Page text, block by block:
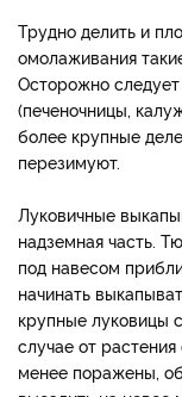
Трудно делить и
омолаживания
Осторожно
(печеночницы,
более крупные
перезимуют.
Луковичные
надземная часть.
под навесом
начинать
крупные луковицы
случае от растения
менее поражены,